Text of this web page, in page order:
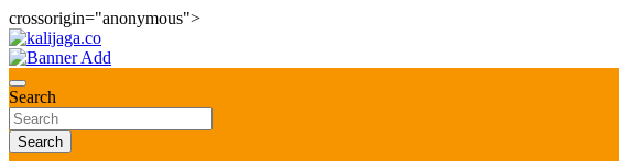
crossorigin="anonymous">
Skip
to
content
kalijaga.co
Search
Search